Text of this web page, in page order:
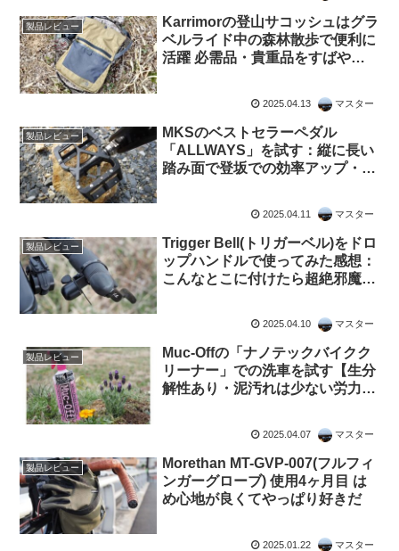
製品レビュー
Karrimorの登山サコッシュはグラ
ベルライド中の森林散歩で便利に
活躍 必需品・貴重品をすばやく
2025.04.13 マスター
製品レビュー
MKSのベストセラーペダル
「ALLWAYS」を試す：縦に長い
踏み面で登坂での効率アップ・悪
2025.04.11 マスター
製品レビュー
Trigger Bell(トリガーベル)をドロ
ップハンドルで使ってみた感想：
こんなとこに付けたら超絶邪魔に
2025.04.10 マスター
製品レビュー
Muc-Offの「ナノテックバイクク
リーナー」での洗車を試す【生分
解性あり・泥汚れは少ない労力で
2025.04.07 マスター
製品レビュー
Morethan MT-GVP-007(フルフィ
ンガーグローブ) 使用4ヶ月目 は
め心地が良くてやっぱり好きだ
2025.01.22 マスター